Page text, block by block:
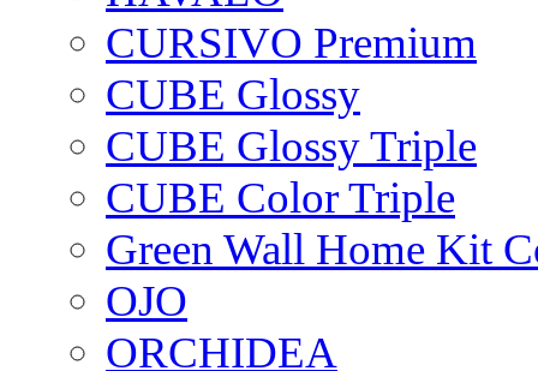
CURSIVO Premium
CUBE Glossy
CUBE Glossy Triple
CUBE Color Triple
Green Wall Home Kit
OJO
ORCHIDEA